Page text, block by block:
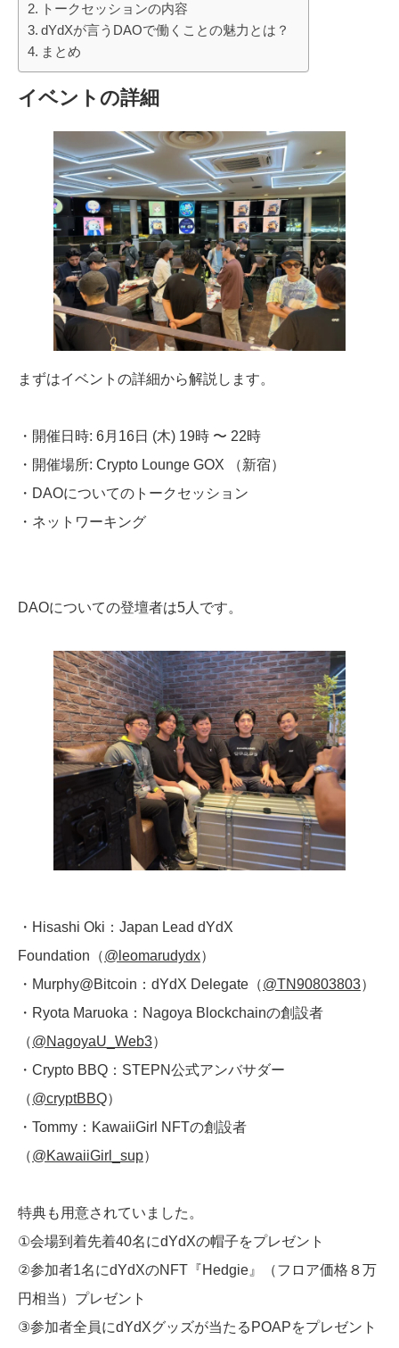
トークセッションの内容
dYdXが言うDAOで働くことの魅力とは？
まとめ
イベントの詳細
まずはイベントの詳細から解説します。
・開催日時: 6月16日 (木) 19時 〜 22時
・開催場所: Crypto Lounge GOX （新宿）
・DAOについてのトークセッション
・ネットワーキング
DAOについての登壇者は5人です。
・Hisashi Oki：Japan Lead dYdX
Foundation（@leomarudydx）
・Murphy@Bitcoin：dYdX Delegate（@TN90803803）
・Ryota Maruoka：Nagoya Blockchainの創設者
（@NagoyaU_Web3）
・Crypto BBQ：STEPN公式アンバサダー
（@cryptBBQ）
・Tommy：KawaiiGirl NFTの創設者
（@KawaiiGirl_sup）
特典も用意されていました。
①会場到着先着40名にdYdXの帽子をプレゼント
②参加者1名にdYdXのNFT『Hedgie』（フロア価格８万
円相当）プレゼント
③参加者全員にdYdXグッズが当たるPOAPをプレゼント